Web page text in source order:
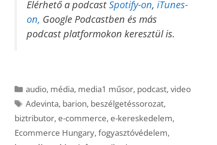
Elérhető a podcastSpotify-on, iTunes-
on, Google Podcastben és más
podcast platformokon keresztül is.
Kategória
audio, média, media1 műsor, podcast,video
Címkék
Adevinta, barion, beszélgetéssorozat,
biztributor, e-commerce, e-kereskedelem,
Ecommerce Hungary, fogyasztóvédelem,